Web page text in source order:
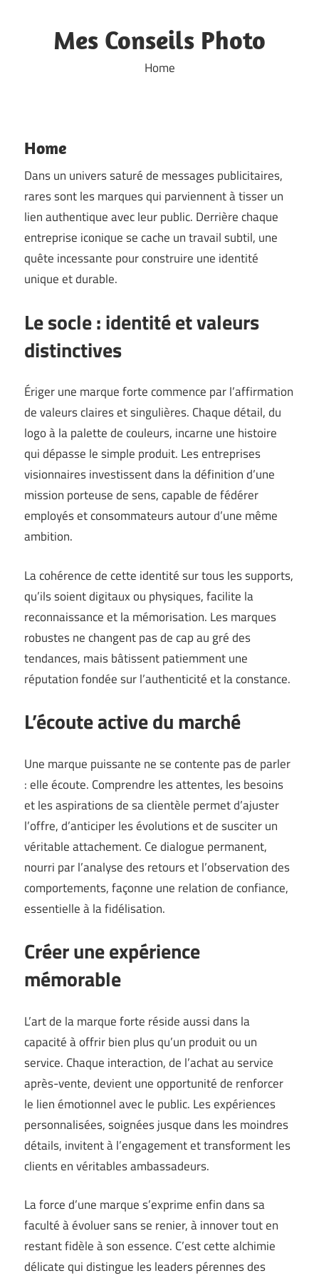
contentMes Conseils Photo
Home
Home
Dans un univers saturé de messages publicitaires,
rares sont les marques qui parviennent à tisser un
lien authentique avec leur public. Derrière chaque
entreprise iconique se cache un travail subtil, une
quête incessante pour construire une identité
unique et durable.
Le socle : identité et valeurs
distinctives
Ériger une marque forte commence par l’affirmation
de valeurs claires et singulières. Chaque détail, du
logo à la palette de couleurs, incarne une histoire
qui dépasse le simple produit. Les entreprises
visionnaires investissent dans la définition d’une
mission porteuse de sens, capable de fédérer
employés et consommateurs autour d’une même
ambition.
La cohérence de cette identité sur tous les supports,
qu’ils soient digitaux ou physiques, facilite la
reconnaissance et la mémorisation. Les marques
robustes ne changent pas de cap au gré des
tendances, mais bâtissent patiemment une
réputation fondée sur l’authenticité et la constance.
L’écoute active du marché
Une marque puissante ne se contente pas de parler
: elle écoute. Comprendre les attentes, les besoins
et les aspirations de sa clientèle permet d’ajuster
l’offre, d’anticiper les évolutions et de susciter un
véritable attachement. Ce dialogue permanent,
nourri par l’analyse des retours et l’observation des
comportements, façonne une relation de confiance,
essentielle à la fidélisation.
Créer une expérience
mémorable
L’art de la marque forte réside aussi dans la
capacité à offrir bien plus qu’un produit ou un
service. Chaque interaction, de l’achat au service
après-vente, devient une opportunité de renforcer
le lien émotionnel avec le public. Les expériences
personnalisées, soignées jusque dans les moindres
détails, invitent à l’engagement et transforment les
clients en véritables ambassadeurs.
La force d’une marque s’exprime enfin dans sa
faculté à évoluer sans se renier, à innover tout en
restant fidèle à son essence. C’est cette alchimie
délicate qui distingue les leaders pérennes des